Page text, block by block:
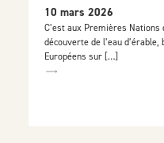
10 mars 2026
C’est aux Premières
découverte de l’eau
Européens sur […]